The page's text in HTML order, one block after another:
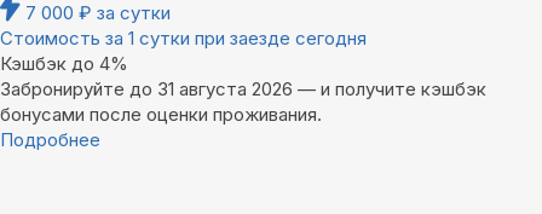
7 000 ₽ за сутки
Стоимость за 1 сутки при заезде сегодня
Кэшбэк до 4%
Забронируйте до 31 августа 2026 — и получите кэшбэк
бонусами после оценки проживания.
Подробнее